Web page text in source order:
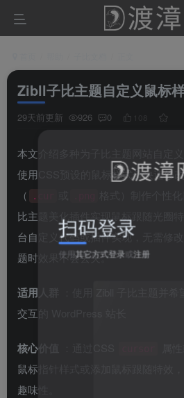
Zibll子比主题自定义鼠标
29天前更新 926 0
本文介绍多种为子比主题网站自定
使用CSS预设的鼠标样式值快速修
（
.cur
格式）制作个性
比主题美化插件实现鼠标跟随光圈
台自定义代码或插件实现，无需修
题时效果不会丢失。
适用人群
：使用 Zibll 子比主题并
交互的 WordPress 站长
核心价值
属
鼠标指针样式或添加鼠标跟随特效
趣味性。
扫码登录
使用其它方式登录或注册